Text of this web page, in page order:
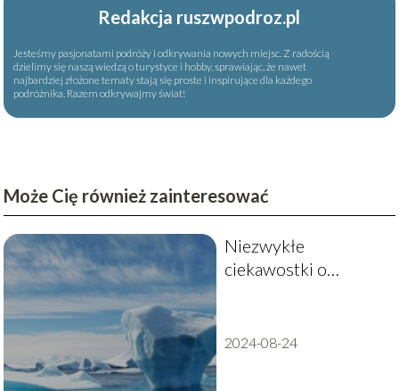
Redakcja ruszwpodroz.pl
Jesteśmy pasjonatami podróży i odkrywania nowych miejsc. Z radością
dzielimy się naszą wiedzą o turystyce i hobby, sprawiając, że nawet
najbardziej złożone tematy stają się proste i inspirujące dla każdego
podróżnika. Razem odkrywajmy świat!
Może Cię również zainteresować
Niezwykłe
ciekawostki o
2024-08-24